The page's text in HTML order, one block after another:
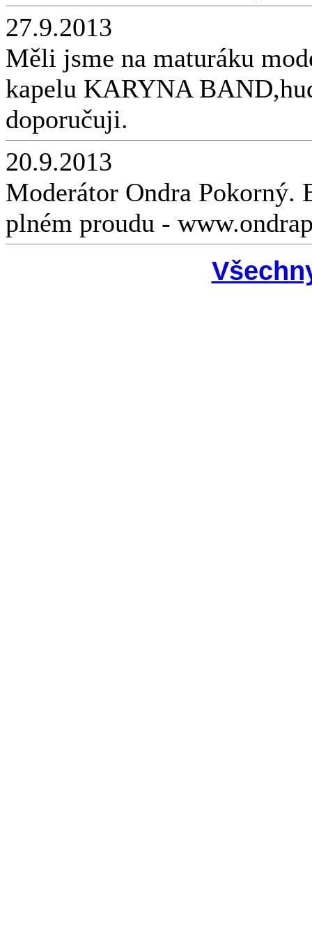
27.9.2013
Měli jsme na maturáku
kapelu KARYNA
doporučuji.
20.9.2013
Moderátor Ondra Pokorný.
plném proudu -